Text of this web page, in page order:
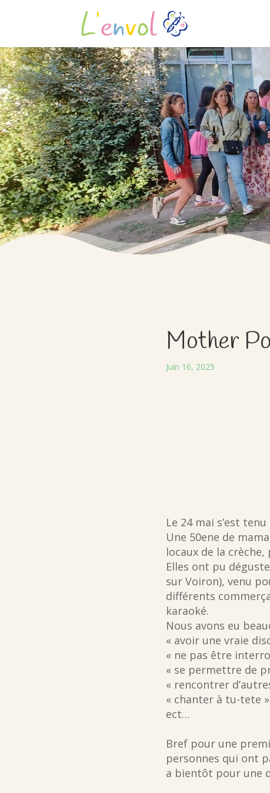
Mother
Juin 16, 2025
Le 24 mai s’est
Une 50ene de
locaux de la
Elles ont pu
sur Voiron), venu
différents
karaoké.
Nous avons eu
« avoir une vraie
« ne pas être
« se permettre de
« rencontrer
« chanter à tu-tete »
ect…
Bref pour une
personnes qui ont
a bientôt pour une